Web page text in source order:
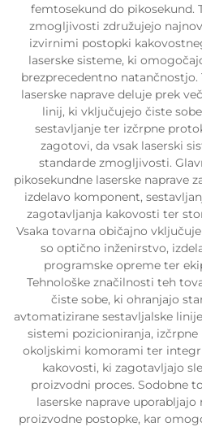
femtosekund do pikosekund.
zmogljivosti združujejo
izvirnimi postopki
laserske sisteme, ki
brezprecedentno natančnostjo.
laserske naprave deluje prek
linij, ki vključujejo čiste
sestavljanje ter izčrpne
zagotovi, da vsak laserski
standarde zmogljivosti.
pikosekundne laserske naprave
izdelavo komponent,
zagotavljanja kakovosti ter
Vsaka tovarna običajno
so optično inženirstvo,
programske opreme ter
Tehnološke značilnosti teh
čiste sobe, ki ohranjajo
avtomatizirane sestavljalske
sistemi pozicioniranja,
okoljskimi komorami ter
kakovosti, ki zagotavljajo
proizvodni proces. Sodobne
laserske naprave
proizvodne postopke, kar